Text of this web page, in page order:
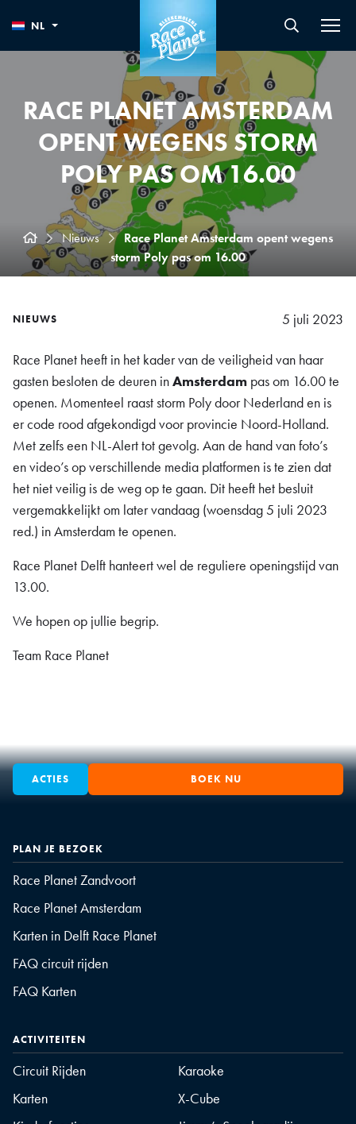
NL
RACE PLANET AMSTERDAM
OPENT WEGENS STORM
POLY PAS OM 16.00
Nieuws
Race Planet Amsterdam opent wegens
storm Poly pas om 16.00
NIEUWS 5 juli 2023
Race Planet heeft in het kader van de veiligheid van haar
gasten besloten de deuren inAmsterdam pas om 16.00 te
openen. Momenteel raast storm Poly door Nederland en is
er code rood afgekondigd voor provincie Noord-Holland.
Met zelfs een NL-Alert tot gevolg. Aan de hand van foto’s
en video’s op verschillende media platformen is te zien dat
het niet veilig is de weg op te gaan. Dit heeft het besluit
vergemakkelijkt om later vandaag (woensdag 5 juli 2023
red.) in Amsterdam te openen.
Race Planet Delft hanteert wel de reguliere openingstijd van
13.00.
We hopen op jullie begrip.
Team Race Planet
ACTIES BOEK NU
PLAN JE BEZOEK
Race Planet Zandvoort
Race Planet Amsterdam
Karten in Delft Race Planet
FAQ circuit rijden
FAQ Karten
ACTIVITEITEN
Circuit Rijden
Karaoke
Karten
X-Cube